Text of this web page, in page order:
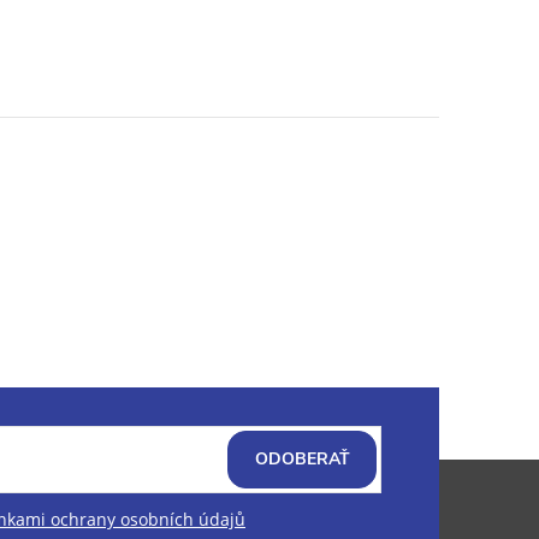
ochrany osobních údajů
ODOBERAŤ